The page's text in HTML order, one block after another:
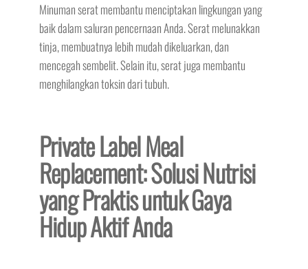
Minuman serat membantu menciptakan lingkungan yang
baik dalam saluran pencernaan Anda. Serat melunakkan
tinja, membuatnya lebih mudah dikeluarkan, dan
mencegah sembelit. Selain itu, serat juga membantu
menghilangkan toksin dari tubuh.
Private Label Meal
Replacement: Solusi Nutrisi
yang Praktis untuk Gaya
Hidup Aktif Anda